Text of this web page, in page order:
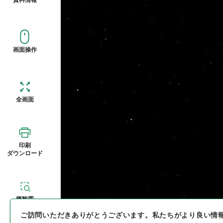
画面操作
全画面
印刷
ダウンロード
概観図
ご訪問いただきありがとうございます。 私たちがより良い情